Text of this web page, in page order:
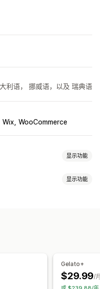
利语， 挪威语，以及 瑞典语
Wix WooCommerce
显示功能
显示功能
Gelato+
$29.99/